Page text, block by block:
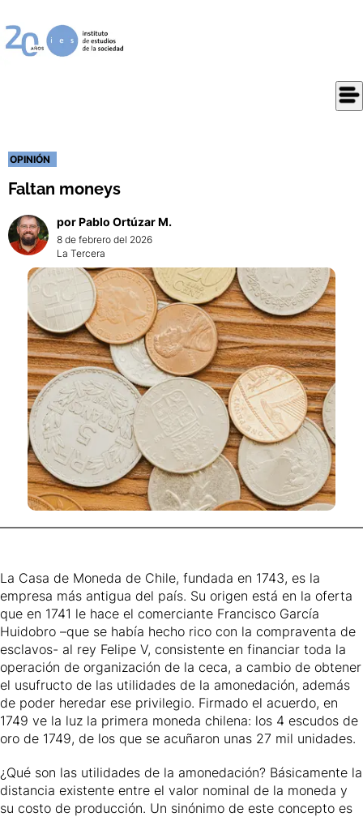
OPINIÓN
Faltan moneys
porPablo Ortúzar M.
8 de febrero del 2026
La Tercera
La Casa de Moneda de Chile, fundada en 1743, es la
empresa más antigua del país. Su origen está en la oferta
que en 1741 le hace el comerciante Francisco García
Huidobro –que se había hecho rico con la compraventa de
esclavos- al rey Felipe V, consistente en financiar toda la
operación de organización de la ceca, a cambio de obtener
el usufructo de las utilidades de la amonedación, además
de poder heredar ese privilegio. Firmado el acuerdo, en
1749 ve la luz la primera moneda chilena: los 4 escudos de
oro de 1749, de los que se acuñaron unas 27 mil unidades.
¿Qué son las utilidades de la amonedación? Básicamente la
distancia existente entre el valor nominal de la moneda y
su costo de producción. Un sinónimo de este concepto es